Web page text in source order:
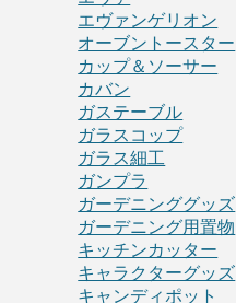
エヴァンゲリオン
オーブントースター
カップ＆ソーサー
カバン
ガステーブル
ガラスコップ
ガラス細工
ガンプラ
ガーデニンググッズ
ガーデニング用置物
キッチンカッター
キャラクターグッズ
キャンディポット